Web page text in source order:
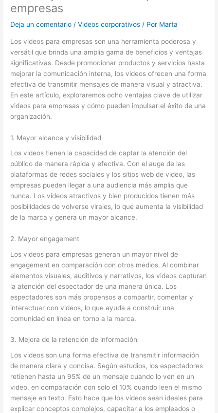
empresas
Deja un comentario /Videos corporativos / Por Marta
Los videos para empresas son una herramienta poderosa y
versátil que brinda una amplia gama de beneficios y ventajas
significativas. Desde promocionar productos y servicios hasta
mejorar la comunicación interna, los videos ofrecen una forma
efectiva de transmitir mensajes de manera visual y atractiva.
En este artículo, exploraremos ocho ventajas clave de utilizar
videos para empresas y cómo pueden impulsar el éxito de una
organización.
1. Mayor alcance y visibilidad
Los videos tienen la capacidad de captar la atención del
público de manera rápida y efectiva. Con el auge de las
plataformas de redes sociales y los sitios web de video, las
empresas pueden llegar a una audiencia más amplia que
nunca. Los videos atractivos y bien producidos tienen más
posibilidades de volverse virales, lo que aumenta la visibilidad
de la marca y genera un mayor alcance.
2. Mayor engagement
Los videos para empresas generan un mayor nivel de
engagement en comparación con otros medios. Al combinar
elementos visuales, auditivos y narrativos, los videos capturan
la atención del espectador de una manera única. Los
espectadores son más propensos a compartir, comentar y
interactuar con videos, lo que ayuda a construir una
comunidad en línea en torno a la marca.
3. Mejora de la retención de información
Los videos son una forma efectiva de transmitir información
de manera clara y concisa. Según estudios, los espectadores
retienen hasta un 95% de un mensaje cuando lo ven en un
video, en comparación con solo el 10% cuando leen el mismo
mensaje en texto. Esto hace que los videos sean ideales para
explicar conceptos complejos, capacitar a los empleados o